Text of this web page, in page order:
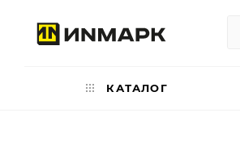
КАТАЛОГ